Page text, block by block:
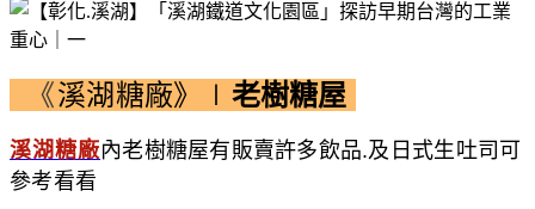
《溪湖糖廠》∣ 老樹糖屋
溪湖糖廠內老樹糖屋有販賣許多飲品.及日式生吐司可
參考看看